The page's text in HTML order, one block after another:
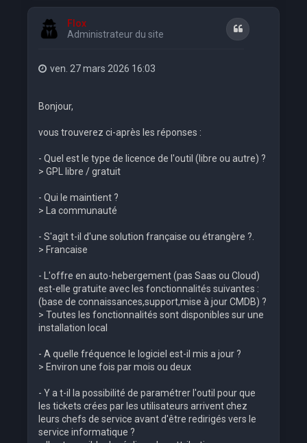
Flox
Administrateur du site
Citation
ven. 27 mars 2026 16:03
Bonjour,
vous trouverez ci-après les réponses :
- Quel est le type de licence de l'outil (libre ou autre) ?
> GPL libre / gratuit
- Qui le maintient ?
> La communauté
- S'agit t-il d'une solution française ou étrangère ?.
> Francaise
- L'offre en auto-hebergement (pas Saas ou Cloud)
est-elle gratuite avec les fonctionnalités suivantes :
(base de connaissances,support,mise à jour CMDB) ?
> Toutes les fonctionnalités sont disponibles sur une
installation local
- A quelle fréquence le logiciel est-il mis a jour ?
> Environ une fois par mois ou deux
- Y a t-il la possibilité de paramétrer l'outil pour que
les tickets crées par les utilisateurs arrivent chez
leurs chefs de service avant d'être redirigés vers le
service informatique ?